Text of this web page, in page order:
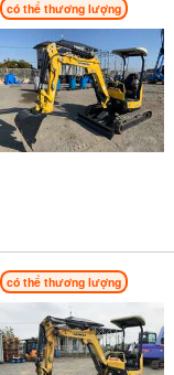
có thể thương lượng
có thể thương lượng